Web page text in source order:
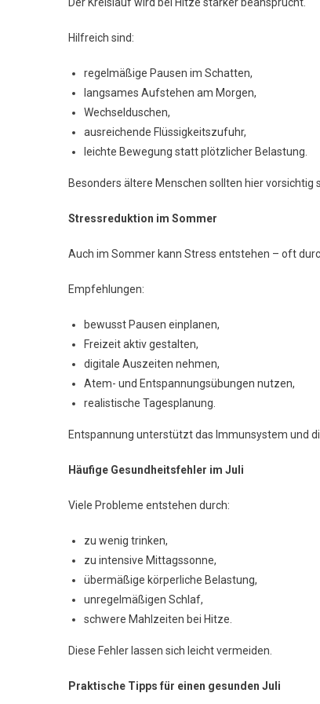
Hilfreich sind:
regelmäßige Pausen im Schatten,
langsames Aufstehen am Morgen,
Wechselduschen,
ausreichende Flüssigkeitszufuhr,
leichte Bewegung statt plötzlicher Belastung.
Besonders ältere Menschen sollten hier vorsichtig
Stressreduktion im Sommer
Auch im Sommer kann Stress entstehen – oft
Empfehlungen:
bewusst Pausen einplanen,
Freizeit aktiv gestalten,
digitale Auszeiten nehmen,
Atem- und Entspannungsübungen nutzen,
realistische Tagesplanung.
Entspannung unterstützt das Immunsystem und
Häufige Gesundheitsfehler im Juli
Viele Probleme entstehen durch:
zu wenig trinken,
zu intensive Mittagssonne,
übermäßige körperliche Belastung,
unregelmäßigen Schlaf,
schwere Mahlzeiten bei Hitze.
Diese Fehler lassen sich leicht vermeiden.
Praktische Tipps für einen gesunden Juli